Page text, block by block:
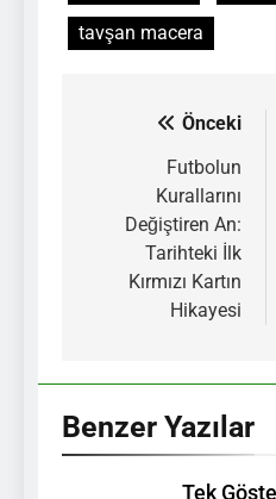
tavşan macera
gezinmesi
Önceki
Futbolun
Kurallarını
Değiştiren An:
Tarihteki İlk
Kırmızı Kartın
Hikayesi
Benzer Yazılar
Tek